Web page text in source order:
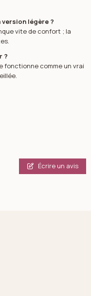
légère ?
vite de confort ; la
?
fonctionne comme un vrai
Écrire un avis